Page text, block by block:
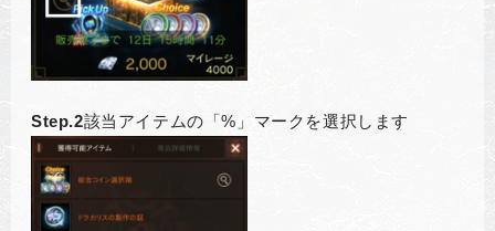
Step.2該当アイテムの「%」マークを選択します